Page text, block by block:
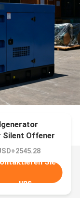
Silent Offener
Sie
uns